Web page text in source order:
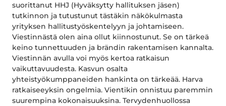
suorittanut HHJ (Hyväksytty hallituksen jäsen)
tutkinnon ja tutustunut tästäkin näkökulmasta
yrityksen hallitustyöskentelyyn ja johtamiseen.
Viestinnästä olen aina ollut kiinnostunut. Se on tärkeä
keino tunnettuuden ja brändin rakentamisen kannalta.
Viestinnän avulla voi myös kertoa ratkaisun
vaikuttavuudesta. Kasvun osalta
yhteistyökumppaneiden hankinta on tärkeää. Harva
ratkaiseeyksin ongelmia. Vientikin onnistuu paremmin
suurempina kokonaisuuksina. Tervydenhuollossa